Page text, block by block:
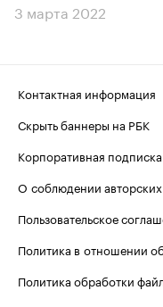
3 марта 2022
Контактная информация
Скрыть баннеры на РБК
Корпоративная подписка
О соблюдении
Пользовательское
Политика в отношении
Политика обработки